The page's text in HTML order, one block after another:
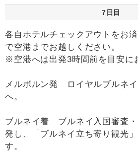
7日目
各自ホテルチェックアウトをお
で空港までお越しください。
※空港へは出発3時間前を目安
メルボルン発 ロイヤルブルネイ
へ。
ブルネイ着 ブルネイ入国審査・
発し、「ブルネイ立ち寄り観光
す。